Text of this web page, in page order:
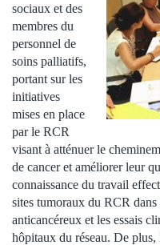
sociaux et des
membres du
personnel de
soins palliatifs,
portant sur les
initiatives
mises en place
par le RCR
visant à atténuer le
de cancer et améliorer leur
connaissance du travail
sites tumoraux du RCR
anticancéreux et les essais
hôpitaux du réseau. De